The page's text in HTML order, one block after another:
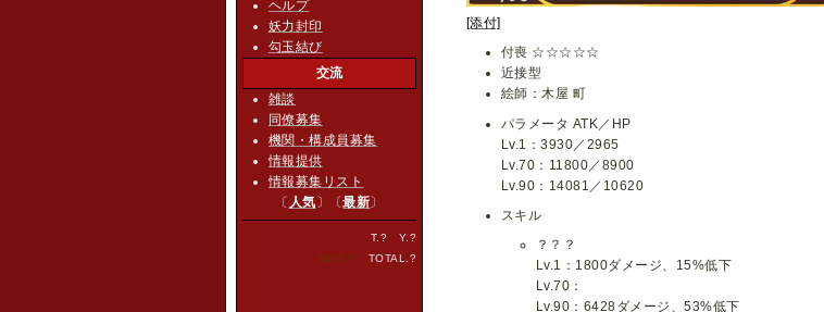
[添付]
付喪 ☆☆☆☆☆
近接型
絵師：木屋 町
パラメータ ATK／HP
Lv.1：3930／2965
Lv.70：11800／8900
Lv.90：14081／10620
スキル
？？？
Lv.1：1800ダメージ、15%低下
Lv.70：
Lv.90：6428ダメージ、53%低下
ヘルプ
妖力封印
勾玉結び
交流
雑談
同僚募集
機関・構成員募集
情報提供
情報募集リスト
〔 人気 〕〔最新〕
T. ? Y. ?
NOW. ? TOTAL. ?